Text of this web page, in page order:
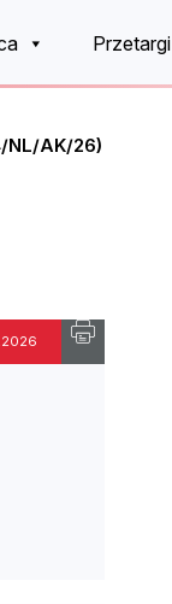
Przetargi
NL/AK/26)